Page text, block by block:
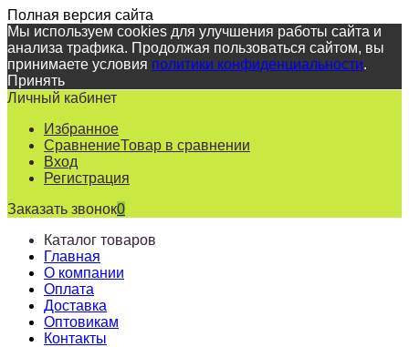
Полная версия сайта
Мы используем cookies для улучшения работы сайта и
анализа трафика. Продолжая пользоваться сайтом, вы
принимаете условия политики конфиденциальности.
Принять
Личный кабинет
Избранное
СравнениеТовар в сравнении
Вход
Регистрация
Заказать звонок0
Каталог товаров
Главная
О компании
Оплата
Доставка
Оптовикам
Контакты